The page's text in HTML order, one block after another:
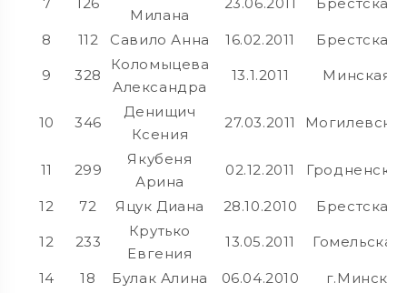
7 126
Милана
23.06.2011 Брестская
8 112 Савило Анна 16.02.2011 Брестская
9 328
Коломыцева
Александра
13.1.2011 Минская
10 346
Денищич
Ксения
27.03.2011
11 299
Якубеня
Арина
02.12.2011 Гродненская
12 72 Яцук Диана 28.10.2010 Брестская
12 233
Крутько
Евгения
13.05.2011 Гомельская
14 18 Булак Алина 06.04.2010 г.Минск